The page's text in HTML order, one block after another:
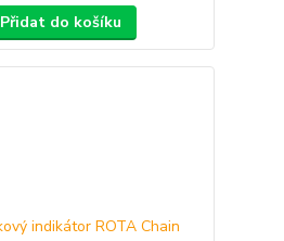
Přidat do košíku